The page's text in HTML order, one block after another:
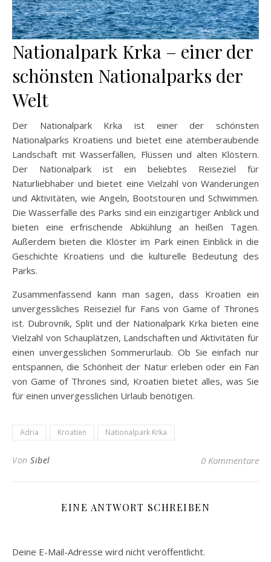
Nationalpark Krka – einer der
schönsten Nationalparks der
Welt
Der Nationalpark Krka ist einer der schönsten
Nationalparks Kroatiens und bietet eine atemberaubende
Landschaft mit Wasserfällen, Flüssen und alten Klöstern.
Der Nationalpark ist ein beliebtes Reiseziel für
Naturliebhaber und bietet eine Vielzahl von Wanderungen
und Aktivitäten, wie Angeln, Bootstouren und Schwimmen.
Die Wasserfälle des Parks sind ein einzigartiger Anblick und
bieten eine erfrischende Abkühlung an heißen Tagen.
Außerdem bieten die Klöster im Park einen Einblick in die
Geschichte Kroatiens und die kulturelle Bedeutung des
Parks.
Zusammenfassend kann man sagen, dass Kroatien ein
unvergessliches Reiseziel für Fans von Game of Thrones
ist. Dubrovnik, Split und der Nationalpark Krka bieten eine
Vielzahl von Schauplätzen, Landschaften und Aktivitäten für
einen unvergesslichen Sommerurlaub. Ob Sie einfach nur
entspannen, die Schönheit der Natur erleben oder ein Fan
von Game of Thrones sind, Kroatien bietet alles, was Sie
für einen unvergesslichen Urlaub benötigen.
Adria Kroatien Nationalpark Krka
Von Sibel 0 Kommentare
EINE ANTWORT SCHREIBEN
Deine E-Mail-Adresse wird nicht veröffentlicht.